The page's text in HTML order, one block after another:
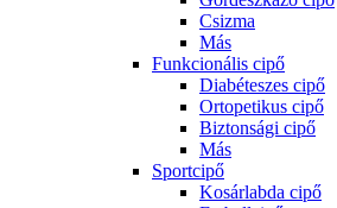
Csizma
Más
Funkcionális cipő
Diabéteszes cipő
Ortopetikus cipő
Biztonsági cipő
Más
Sportcipő
Kosárlabda cipő